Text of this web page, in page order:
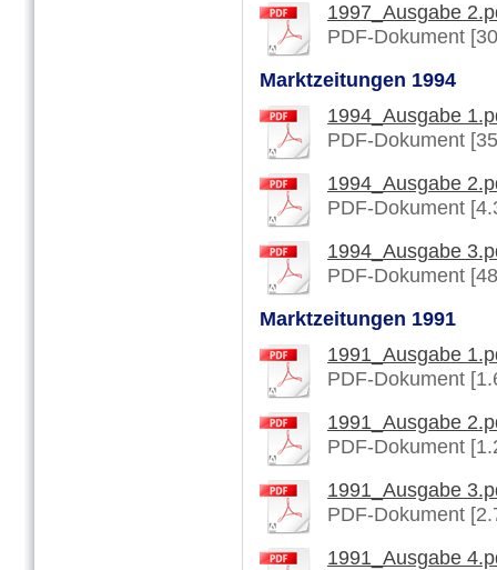
1997_Ausgabe
PDF-Dokument
Marktzeitungen 1994
1994_Ausgabe
PDF-Dokument
1994_Ausgabe
PDF-Dokument
1994_Ausgabe
PDF-Dokument
Marktzeitungen 1991
1991_Ausgabe
PDF-Dokument
1991_Ausgabe
PDF-Dokument
1991_Ausgabe
PDF-Dokument
1991_Ausgabe